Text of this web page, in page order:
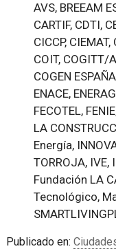
AVS, BREEAM
CARTIF, CDTI,
CICCP,
COIT, COGITT/
COGEN
ENACE,
FECOTEL,
LA
Energía,
TORROJA, IVE,
Fundación LA
Tecnológico,
Publicado en: